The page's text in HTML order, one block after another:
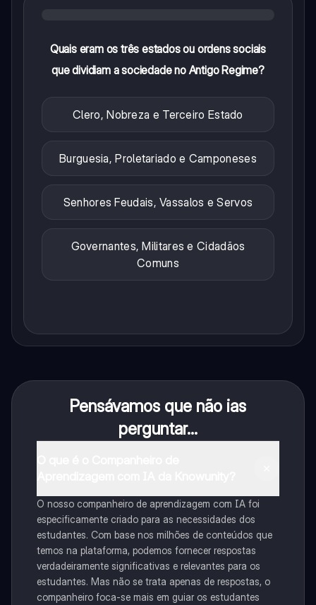
Quais eram os três estados ou ordens sociais
que dividiam a sociedade no Antigo Regime?
Clero, Nobreza e Terceiro Estado
Burguesia, Proletariado e Camponeses
Senhores Feudais, Vassalos e Servos
Governantes, Militares e Cidadãos
Comuns
Pensávamos que não ias
perguntar...
O nosso companheiro de aprendizagem com IA foi
especificamente criado para as necessidades dos
estudantes. Com base nos milhões de conteúdos que
temos na plataforma, podemos fornecer respostas
verdadeiramente significativas e relevantes para os
estudantes. Mas não se trata apenas de respostas, o
companheiro foca-se mais em guiar os estudantes